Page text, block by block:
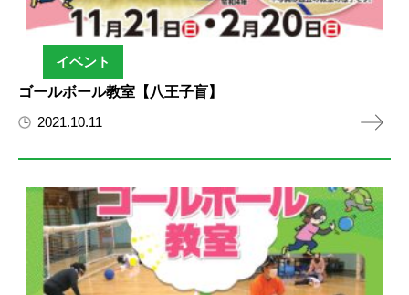
イベント
ゴールボール教室【八王子盲】
2021.10.11